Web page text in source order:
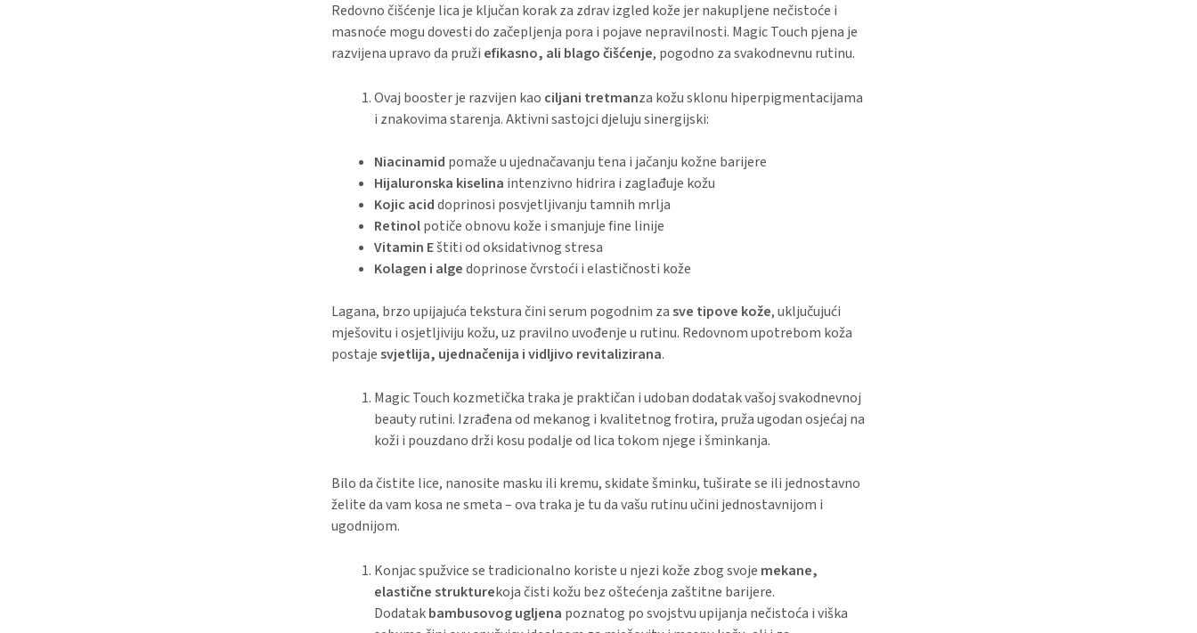
Redovno čišćenje lica je ključan korak za zdrav izgled kože jer nakupljene nečistoće i
masnoće mogu dovesti do začepljenja pora i pojave nepravilnosti. Magic Touch pjena je
razvijena upravo da pruži efikasno, ali blago čišćenje, pogodno za svakodnevnu rutinu.
Ovaj booster je razvijen kao ciljani tretmanza kožu sklonu hiperpigmentacijama
i znakovima starenja. Aktivni sastojci djeluju sinergijski:
Niacinamid pomaže u ujednačavanju tena i jačanju kožne barijere
Hijaluronska kiselina intenzivno hidrira i zaglađuje kožu
Kojic aciddoprinosi posvjetljivanju tamnih mrlja
Retinolpotiče obnovu kože i smanjuje fine linije
Vitamin Eštiti od oksidativnog stresa
Kolagen i algedoprinose čvrstoći i elastičnosti kože
Lagana, brzo upijajuća tekstura čini serum pogodnim zasve tipove kože, uključujući
mješovitu i osjetljiviju kožu, uz pravilno uvođenje u rutinu. Redovnom upotrebom koža
postajesvjetlija, ujednačenija i vidljivo revitalizirana.
Magic Touch kozmetička traka je praktičan i udoban dodatak vašoj svakodnevnoj
beauty rutini. Izrađena od mekanog i kvalitetnog frotira, pruža ugodan osjećaj na
koži i pouzdano drži kosu podalje od lica tokom njege i šminkanja.
Bilo da čistite lice, nanosite masku ili kremu, skidate šminku, tuširate se ili jednostavno
želite da vam kosa ne smeta – ova traka je tu da vašu rutinu učini jednostavnijom i
ugodnijom.
Konjac spužvice se tradicionalno koriste u njezi kože zbog svoje mekane,
elastične strukturekoja čisti kožu bez oštećenja zaštitne barijere.
Dodatakbambusovog ugljena poznatog po svojstvu upijanja nečistoća i viška